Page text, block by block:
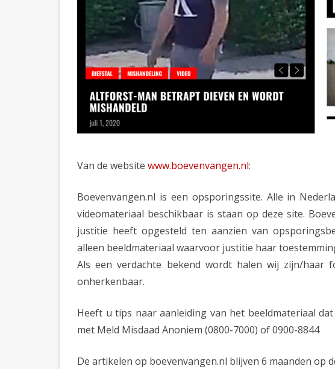
Van de website www.boevenvangen.nl:
Boevenvangen.nl is een opsporingssite. Alle in
videomateriaal beschikbaar is staan op deze site.
justitie heeft opgesteld ten aanzien van
alleen beeldmateriaal waarvoor justitie haar
Als een verdachte bekend wordt halen wij zijn/
onherkenbaar.
Heeft u tips naar aanleiding van het beeldmateriaal
met Meld Misdaad Anoniem (0800-7000) of 0900-8844
De artikelen op boevenvangen.nl blijven 6 maanden op